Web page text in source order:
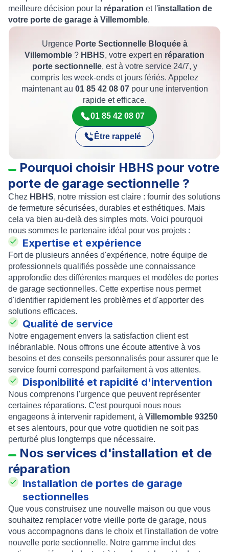
meilleure décision pour la réparation et l'installation de
votre porte de garage à Villemomble.
Urgence Porte Sectionnelle Bloquée à
Villemomble ? HBHS, votre expert en réparation
porte sectionnelle, est à votre service 24/7, y
compris les week-ends et jours fériés. Appelez
maintenant au 01 85 42 08 07 pour une intervention
rapide et efficace.
01 85 42 08 07
Être rappelé
Pourquoi choisir HBHS pour votre
porte de garage sectionnelle ?
Chez HBHS, notre mission est claire : fournir des solutions
de fermeture sécurisées, durables et esthétiques. Mais
cela va bien au-delà des simples mots. Voici pourquoi
nous sommes le partenaire idéal pour vos projets :
Expertise et expérience
Fort de plusieurs années d'expérience, notre équipe de
professionnels qualifiés possède une connaissance
approfondie des différentes marques et modèles de portes
de garage sectionnelles. Cette expertise nous permet
d'identifier rapidement les problèmes et d'apporter des
solutions efficaces.
Qualité de service
Notre engagement envers la satisfaction client est
inébranlable. Nous offrons une écoute attentive à vos
besoins et des conseils personnalisés pour assurer que le
service fourni correspond parfaitement à vos attentes.
Disponibilité et rapidité d'intervention
Nous comprenons l'urgence que peuvent représenter
certaines réparations. C'est pourquoi nous nous
engageons à intervenir rapidement, à Villemomble 93250
et ses alentours, pour que votre quotidien ne soit pas
perturbé plus longtemps que nécessaire.
Nos services d'installation et de
réparation
Installation de portes de garage
sectionnelles
Que vous construisez une nouvelle maison ou que vous
souhaitez remplacer votre vieille porte de garage, nous
vous accompagnons dans le choix et l'installation de votre
nouvelle porte sectionnelle. Notre gamme inclut des